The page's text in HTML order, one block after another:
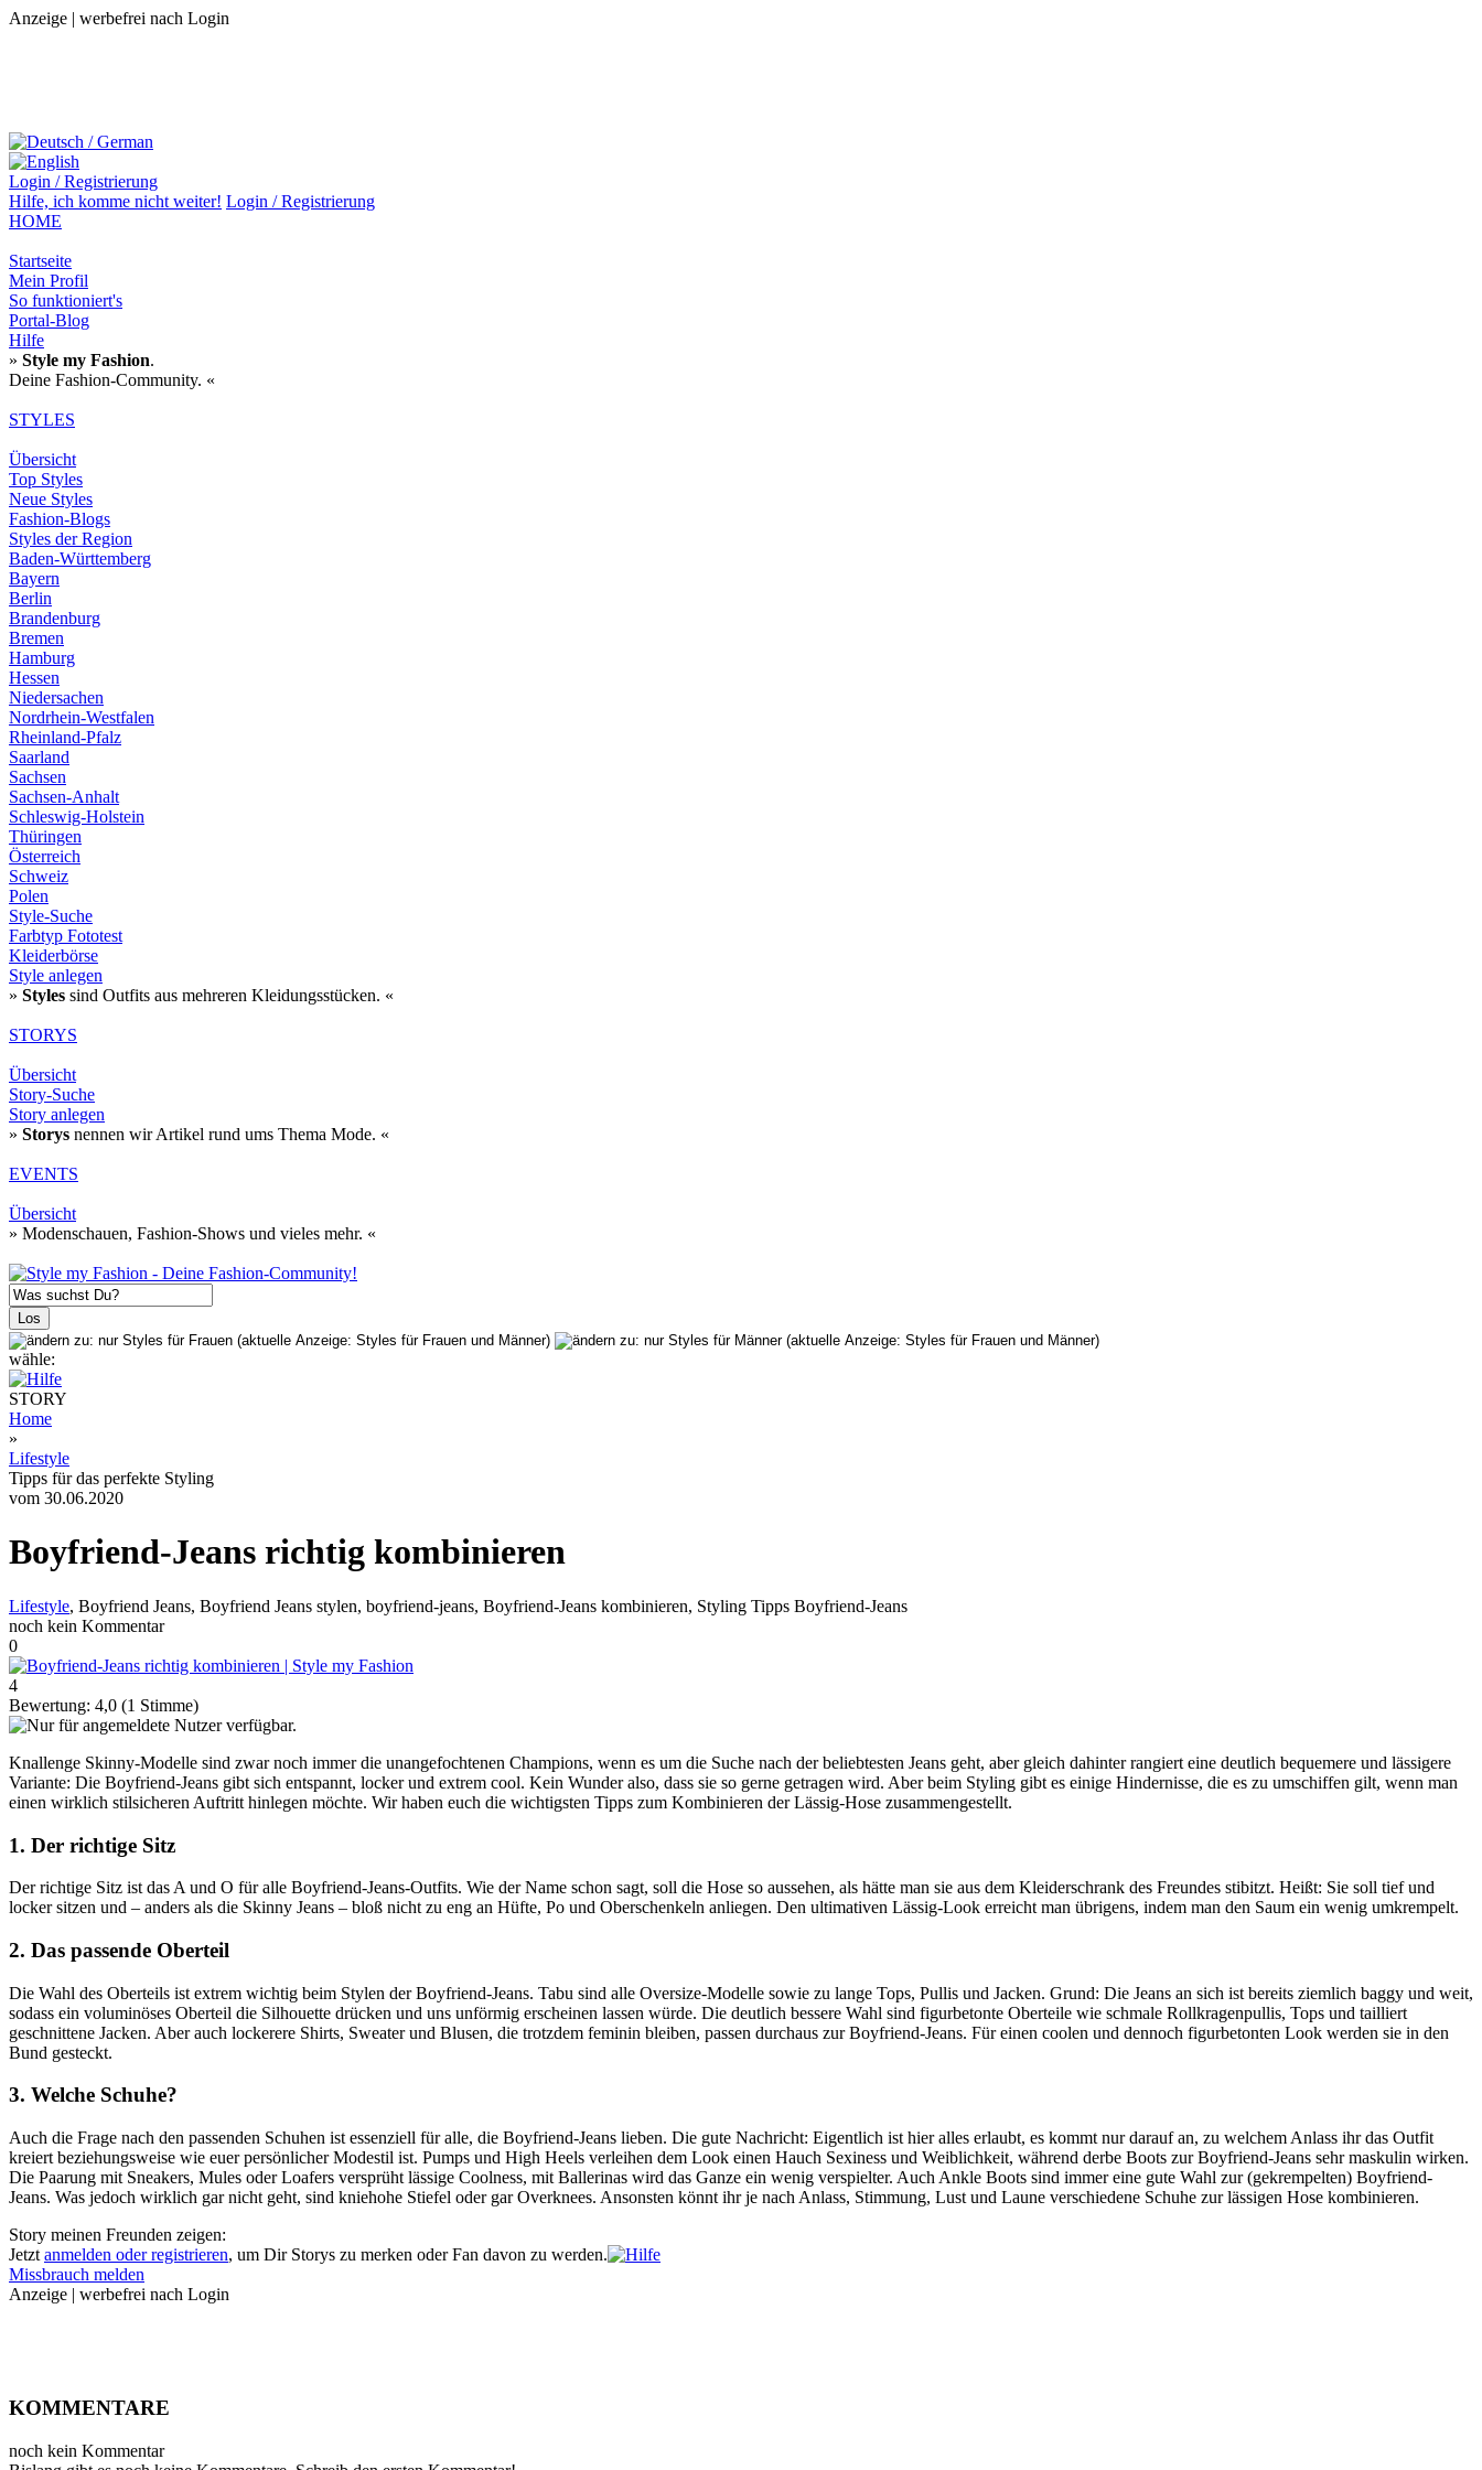
Anzeige | werbefrei nach Login
Login / Registrierung
Hilfe, ich komme nicht weiter! Login / Registrierung
HOME
Startseite
Mein Profil
So funktioniert's
Portal-Blog
Hilfe
» Style my Fashion.
Deine Fashion-Community. «
STYLES
Übersicht
Top Styles
Neue Styles
Fashion-Blogs
Styles der Region
Baden-Württemberg
Bayern
Berlin
Brandenburg
Bremen
Hamburg
Hessen
Niedersachen
Nordrhein-Westfalen
Rheinland-Pfalz
Saarland
Sachsen
Sachsen-Anhalt
Schleswig-Holstein
Thüringen
Österreich
Schweiz
Polen
Style-Suche
Farbtyp Fototest
Kleiderbörse
Style anlegen
» Styles sind Outfits aus mehreren Kleidungsstücken. «
STORYS
Übersicht
Story-Suche
Story anlegen
» Storys nennen wir Artikel rund ums Thema Mode. «
EVENTS
Übersicht
» Modenschauen, Fashion-Shows und vieles mehr. «
wähle:
STORY
Home
»
Lifestyle
Tipps für das perfekte Styling
vom 30.06.2020
Boyfriend-Jeans richtig kombinieren
Lifestyle, Boyfriend Jeans, Boyfriend Jeans stylen, boyfriend-jeans, Boyfriend-Jeans kombinieren, Styling Tipps Boyfriend-Jeans
noch kein Kommentar
0
4
Bewertung: 4,0 (1 Stimme)
Knallenge Skinny-Modelle sind zwar noch immer die unangefochtenen Champions, wenn es um die Suche nach der beliebtesten Jeans geht, aber gleich dahinter rangiert eine deutlich bequemere und lässigere
Variante: Die Boyfriend-Jeans gibt sich entspannt, locker und extrem cool. Kein Wunder also, dass sie so gerne getragen wird. Aber beim Styling gibt es einige Hindernisse, die es zu umschiffen gilt, wenn man
einen wirklich stilsicheren Auftritt hinlegen möchte. Wir haben euch die wichtigsten Tipps zum Kombinieren der Lässig-Hose zusammengestellt.
1. Der richtige Sitz
Der richtige Sitz ist das A und O für alle Boyfriend-Jeans-Outfits. Wie der Name schon sagt, soll die Hose so aussehen, als hätte man sie aus dem Kleiderschrank des Freundes stibitzt. Heißt: Sie soll tief und
locker sitzen und – anders als die Skinny Jeans – bloß nicht zu eng an Hüfte, Po und Oberschenkeln anliegen. Den ultimativen Lässig-Look erreicht man übrigens, indem man den Saum ein wenig umkrempelt.
2. Das passende Oberteil
Die Wahl des Oberteils ist extrem wichtig beim Stylen der Boyfriend-Jeans. Tabu sind alle Oversize-Modelle sowie zu lange Tops, Pullis und Jacken. Grund: Die Jeans an sich ist bereits ziemlich baggy und weit,
sodass ein voluminöses Oberteil die Silhouette drücken und uns unförmig erscheinen lassen würde. Die deutlich bessere Wahl sind figurbetonte Oberteile wie schmale Rollkragenpullis, Tops und tailliert
geschnittene Jacken. Aber auch lockerere Shirts, Sweater und Blusen, die trotzdem feminin bleiben, passen durchaus zur Boyfriend-Jeans. Für einen coolen und dennoch figurbetonten Look werden sie in den
Bund gesteckt.
3. Welche Schuhe?
Auch die Frage nach den passenden Schuhen ist essenziell für alle, die Boyfriend-Jeans lieben. Die gute Nachricht: Eigentlich ist hier alles erlaubt, es kommt nur darauf an, zu welchem Anlass ihr das Outfit
kreiert beziehungsweise wie euer persönlicher Modestil ist. Pumps und High Heels verleihen dem Look einen Hauch Sexiness und Weiblichkeit, während derbe Boots zur Boyfriend-Jeans sehr maskulin wirken.
Die Paarung mit Sneakers, Mules oder Loafers versprüht lässige Coolness, mit Ballerinas wird das Ganze ein wenig verspielter. Auch Ankle Boots sind immer eine gute Wahl zur (gekrempelten) Boyfriend-
Jeans. Was jedoch wirklich gar nicht geht, sind kniehohe Stiefel oder gar Overknees. Ansonsten könnt ihr je nach Anlass, Stimmung, Lust und Laune verschiedene Schuhe zur lässigen Hose kombinieren.
Story meinen Freunden zeigen:
Jetzt anmelden oder registrieren, um Dir Storys zu merken oder Fan davon zu werden.
Missbrauch melden
Anzeige | werbefrei nach Login
KOMMENTARE
noch kein Kommentar